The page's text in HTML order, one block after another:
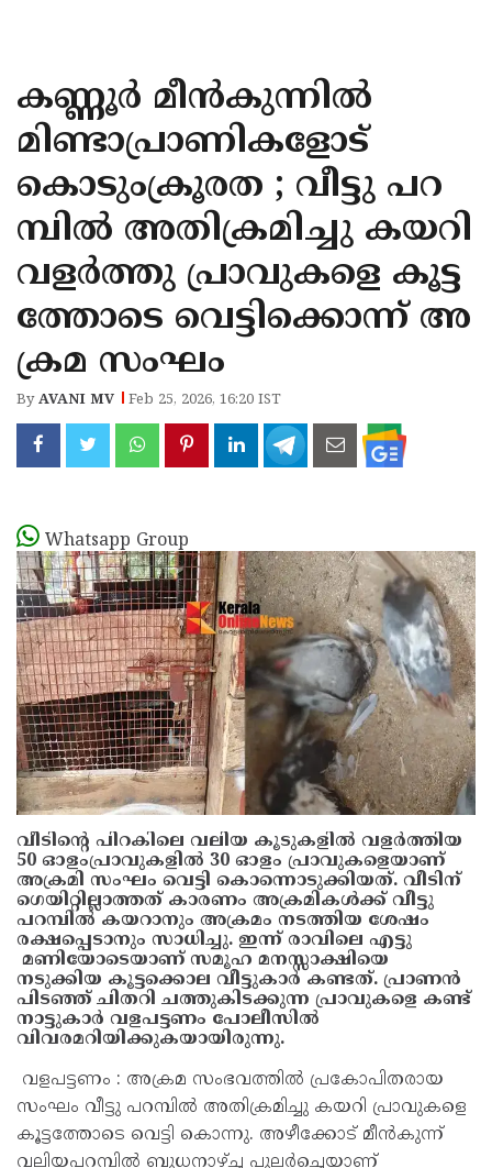
KANNUR
KASARAGOD
കണ്ണൂർ മീൻകുന്നിൽ
മിണ്ടാപ്രാണികളോട്
കൊടുംക്രൂരത ; വീട്ടു പറ
മ്പിൽ അതിക്രമിച്ചു കയറി
വളർത്തു പ്രാവുകളെ കൂട്ട
ത്തോടെ വെട്ടിക്കൊന്ന് അ
ക്രമ സംഘം
ByAVANI MV Feb 25, 2026, 16:20 IST
Whatsapp Group
വീടിൻ്റെ പിറകിലെ വലിയ കൂടുകളിൽ വളർത്തിയ
50 ഓളംപ്രാവുകളിൽ 30 ഓളം പ്രാവുകളെയാണ്
അക്രമി സംഘം വെട്ടി കൊന്നൊടുക്കിയത്. വീടിന്
ഗെയിറ്റില്ലാത്തത് കാരണം അക്രമികൾക്ക് വീട്ടു
പറമ്പിൽ കയറാനും അക്രമം നടത്തിയ ശേഷം
രക്ഷപ്പെടാനും സാധിച്ചു. ഇന്ന് രാവിലെ എട്ടു
മണിയോടെയാണ് സമൂഹ മനസ്സാക്ഷിയെ
നടുക്കിയ കൂട്ടക്കൊല വീട്ടുകാർ കണ്ടത്. പ്രാണൻ
പിടഞ്ഞ് ചിതറി ചത്തുകിടക്കുന്ന പ്രാവുകളെ കണ്ട്
നാട്ടുകാർ വളപട്ടണം പോലീസിൽ
വിവരമറിയിക്കുകയായിരുന്നു.
വളപട്ടണം : അക്രമ സംഭവത്തിൽ പ്രകോപിതരായ
സംഘം വീട്ടു പറമ്പിൽ അതിക്രമിച്ചു കയറി പ്രാവുകളെ
കൂട്ടത്തോടെ വെട്ടി കൊന്നു. അഴീക്കോട് മീൻകുന്ന്
വലിയപറമ്പിൽ ബുധനാഴ്ച്ച പുലർച്ചെയാണ്